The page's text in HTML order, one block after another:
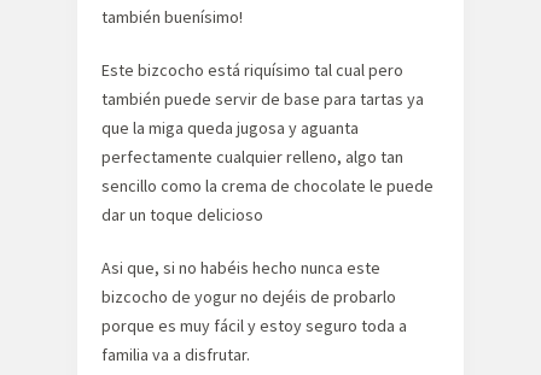
también buenísimo!
Este bizcocho está riquísimo tal cual pero
también puede servir de base para tartas ya
que la miga queda jugosa y aguanta
perfectamente cualquier relleno, algo tan
sencillo como la crema de chocolate le puede
dar un toque delicioso
Asi que, si no habéis hecho nunca este
bizcocho de yogur no dejéis de probarlo
porque es muy fácil y estoy seguro toda a
familia va a disfrutar.